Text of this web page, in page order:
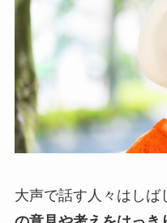
大声で話す人々はしば